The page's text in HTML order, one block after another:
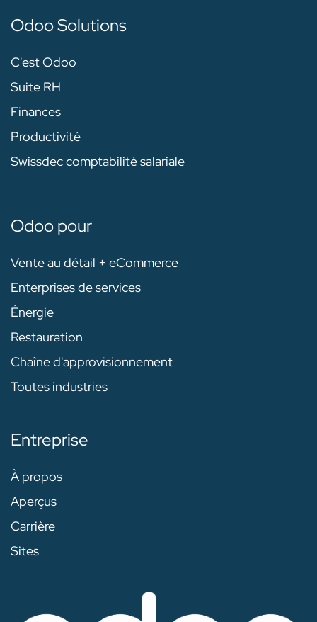
Odoo Solutions
C'est Odoo
Suite RH
Finances
Productivité
Swissdec comptabilité salariale
Odoo pour
Vente au détail + eCommerce
Enterprises de services
Énergie
Restauration
Chaîne d'approvisionnement
Toutes industries
Entreprise
À propos
Aperçus
Carrière
Sites